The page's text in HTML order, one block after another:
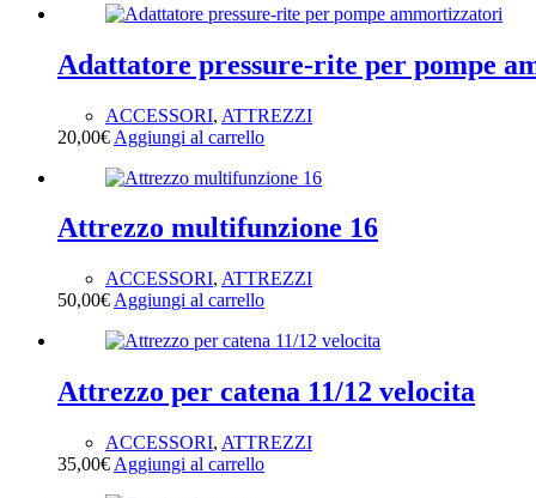
Adattatore pressure-rite per pompe
ACCESSORI, ATTREZZI
20,00€ Aggiungi al carrello
Attrezzo multifunzione 16
ACCESSORI, ATTREZZI
50,00€ Aggiungi al carrello
Attrezzo per catena 11/12 velocita
ACCESSORI, ATTREZZI
35,00€ Aggiungi al carrello